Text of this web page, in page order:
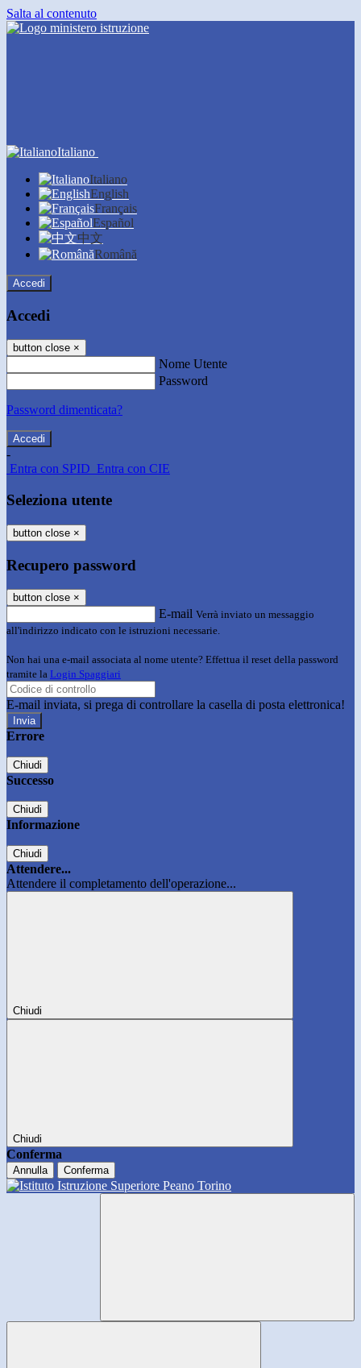
Salta al contenuto
Italiano
Italiano
English
Français
Español
中文
Română
Accedi
Accedi
button close ×
Nome Utente
Password
Password dimenticata?
-
Entra con SPID Entra con CIE
Seleziona utente
button close ×
Recupero password
button close ×
E-mail Verrà inviato un messaggio
all'indirizzo indicato con le istruzioni necessarie.
Non hai una e-mail associata al nome utente? Effettua il reset della password
tramite la Login Spaggiari
E-mail inviata, si prega di controllare la casella di posta elettronica!
Errore
Chiudi
Successo
Chiudi
Informazione
Chiudi
Attendere...
Attendere il completamento dell'operazione...
Chiudi
Chiudi
Conferma
Annulla Conferma